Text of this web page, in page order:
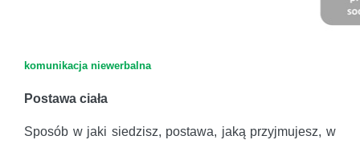
komunikacja niewerbalna
Postawa ciała
Sposób w jaki siedzisz, postawa, jaką przyjmujesz, w